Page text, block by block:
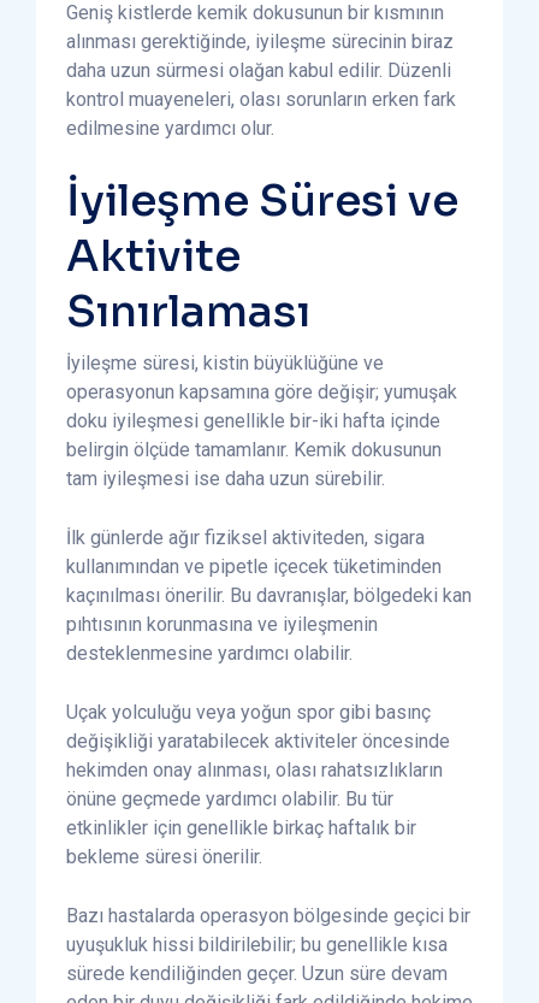
Geniş kistlerde kemik dokusunun bir kısmının
alınması gerektiğinde, iyileşme sürecinin biraz
daha uzun sürmesi olağan kabul edilir. Düzenli
kontrol muayeneleri, olası sorunların erken fark
edilmesine yardımcı olur.
İyileşme Süresi ve
Aktivite
Sınırlaması
İyileşme süresi, kistin büyüklüğüne ve
operasyonun kapsamına göre değişir; yumuşak
doku iyileşmesi genellikle bir-iki hafta içinde
belirgin ölçüde tamamlanır. Kemik dokusunun
tam iyileşmesi ise daha uzun sürebilir.
İlk günlerde ağır fiziksel aktiviteden, sigara
kullanımından ve pipetle içecek tüketiminden
kaçınılması önerilir. Bu davranışlar, bölgedeki kan
pıhtısının korunmasına ve iyileşmenin
desteklenmesine yardımcı olabilir.
Uçak yolculuğu veya yoğun spor gibi basınç
değişikliği yaratabilecek aktiviteler öncesinde
hekimden onay alınması, olası rahatsızlıkların
önüne geçmede yardımcı olabilir. Bu tür
etkinlikler için genellikle birkaç haftalık bir
bekleme süresi önerilir.
Bazı hastalarda operasyon bölgesinde geçici bir
uyuşukluk hissi bildirilebilir; bu genellikle kısa
sürede kendiliğinden geçer. Uzun süre devam